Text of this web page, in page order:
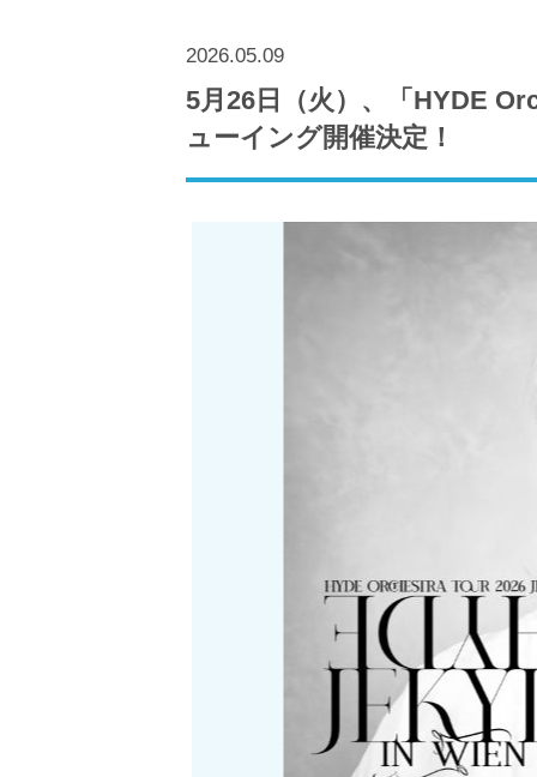
2026.05.09
5月26日（火）、「HYDE
ューイング開催決定！